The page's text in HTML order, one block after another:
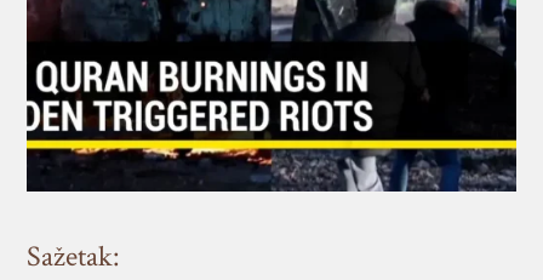
Sažetak: